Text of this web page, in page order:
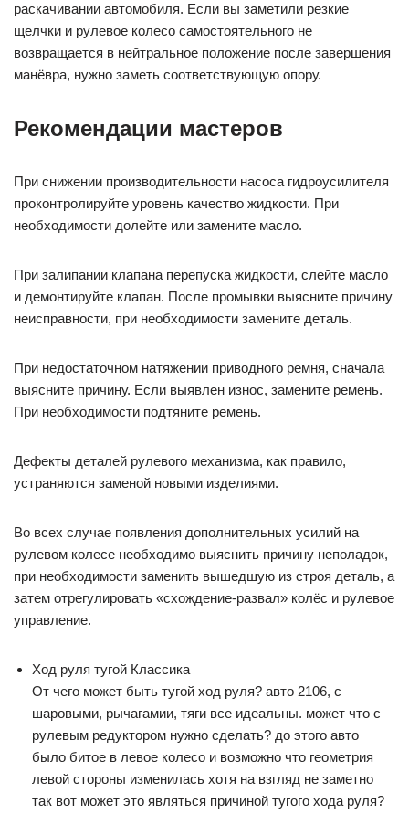
раскачивании автомобиля. Если вы заметили резкие
щелчки и рулевое колесо самостоятельного не
возвращается в нейтральное положение после завершения
манёвра, нужно заметь соответствующую опору.
Рекомендации мастеров
При снижении производительности насоса гидроусилителя
проконтролируйте уровень качество жидкости. При
необходимости долейте или замените масло.
При залипании клапана перепуска жидкости, слейте масло
и демонтируйте клапан. После промывки выясните причину
неисправности, при необходимости замените деталь.
При недостаточном натяжении приводного ремня, сначала
выясните причину. Если выявлен износ, замените ремень.
При необходимости подтяните ремень.
Дефекты деталей рулевого механизма, как правило,
устраняются заменой новыми изделиями.
Во всех случае появления дополнительных усилий на
рулевом колесе необходимо выяснить причину неполадок,
при необходимости заменить вышедшую из строя деталь, а
затем отрегулировать «схождение-развал» колёс и рулевое
управление.
Ход руля тугой Классика
От чего может быть тугой ход руля? авто 2106, с
шаровыми, рычагамии, тяги все идеальны. может что с
рулевым редуктором нужно сделать? до этого авто
было битое в левое колесо и возможно что геометрия
левой стороны изменилась хотя на взгляд не заметно
так вот может это являться причиной тугого хода руля?